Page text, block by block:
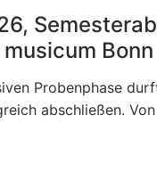
Bonn
Probenphase
abschließen.